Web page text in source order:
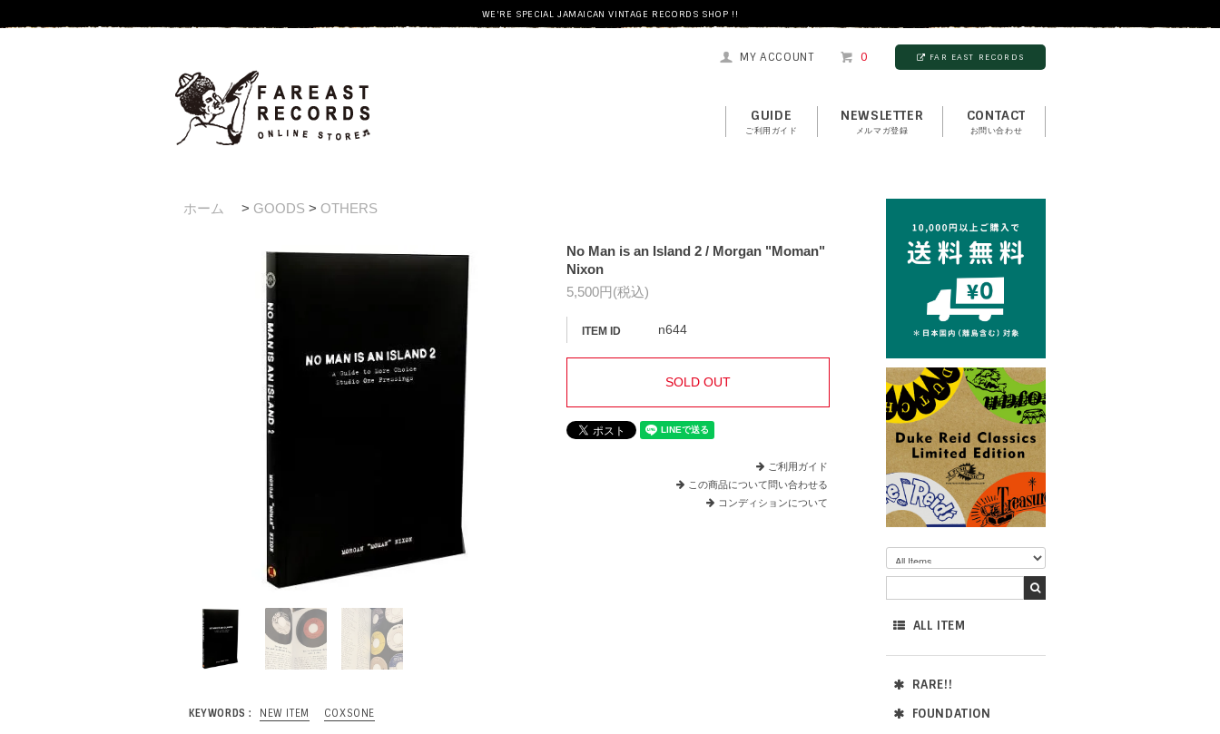
WE'RE SPECIAL JAMAICAN VINTAGE RECORDS SHOP !!
MY ACCOUNT 0 FAR EAST RECORDS
GUIDE
ご利用ガイド
NEWSLETTER
メルマガ登録
CONTACT
お問い合わせ
ALL ITEM
RARE!!
FOUNDATION
ホーム > GOODS > OTHERS
No Man is an Island 2 / Morgan "Moman"
Nixon
5,500円(税込)
ITEM ID n644
SOLD OUT
ご利用ガイド
この商品について問い合わせる
コンディションについて
KEYWORDS : NEW ITEM COXSONE